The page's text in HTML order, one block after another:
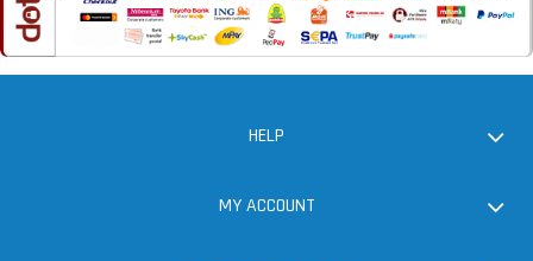
HELP
MY ACCOUNT